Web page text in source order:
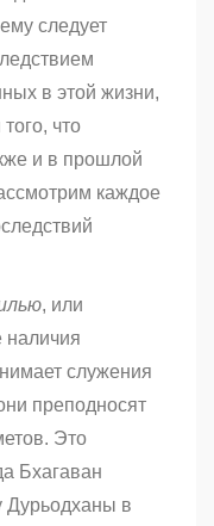
следует
в этой жизни,
что
и в прошлой
каждое
, или
наличия
служения
преподносят
Это
Бхагаван
Дурьодханы в